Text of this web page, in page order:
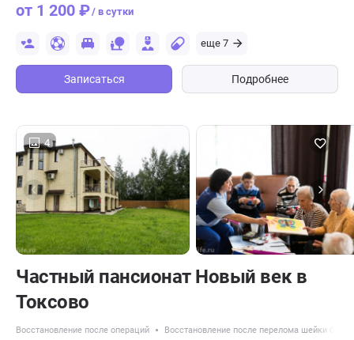
от 1 200 ₽/ в сутки
еще 7
Записаться Подробнее
4
Частный пансионат Новый век в
Токсово
Восстановление после операций Восстановление после перелома шейки бедра